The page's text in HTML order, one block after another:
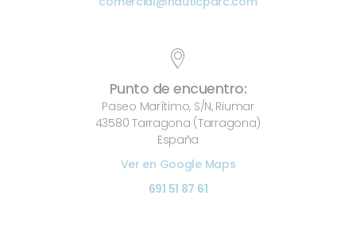
Punto de encuentro:
Paseo Marítimo, S/N, Riumar
43580 Tarragona (Tarragona)
España
Ver en Google Maps
691 51 87 61